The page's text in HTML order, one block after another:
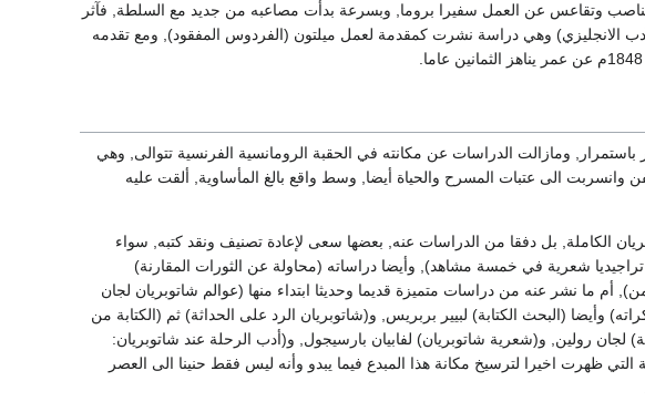
وتقاعس عن العمل سفيرا بروما, وبسرعة بدأت مصاعبه من جديد مع السلطة, فآثر
الانجليزي) وهي دراسة نشرت كمقدمة لعمل ميلتون (الفردوس المفقود), ومع تقدمه
ومازالت الدراسات عن مكانته في الحقبة الرومانسية الفرنسية تتوالى, وهي
الى عتبات المسرح والحياة أيضا, وسط واقع بالغ المأساوية, ألقت عليه
الكاملة, بل دفقا من الدراسات عنه, بعضها سعى لإعادة تصنيف ونقد كتبه, سواء
شعرية في خمسة مشاهد), وأيضا دراساته (محاولة عن الثورات المقارنة)
ما نشر عنه من دراسات متميزة قديما وحديثا ابتداء منها (عوالم شاتوبريان لجان
(البحث الكتابة) لبيير بربريس, و(شاتوبريان الرد على الحداثة) ثم (الكتابة من
لجان رولين, و(شعرية شاتوبريان) لفابيان بارسيجول, و(أدب الرحلة عند شاتوبريان:
ظهرت اخيرا لترسيخ مكانة هذا المبدع فيما يبدو وأنه ليس فقط حنينا الى العصر